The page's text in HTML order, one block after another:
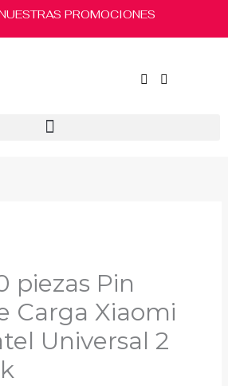
PROMOCIONES
piezas Pin
Carga Xiaomi
Universal 2
$80.00.